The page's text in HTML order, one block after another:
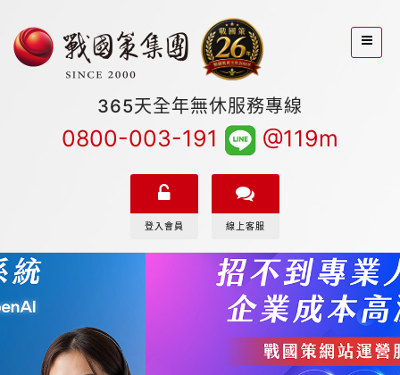
365天全年無休服務專線
0800-003-191 @119m
登入會員 線上客服
戰國策集團|網頁設計